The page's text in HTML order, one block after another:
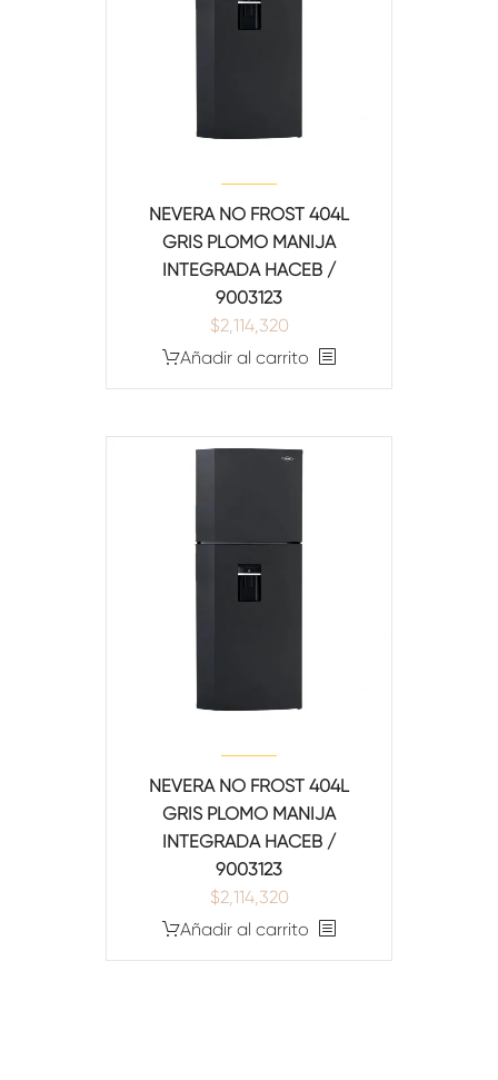
[/gem_fullwidth][/vc_column][/vc_row]
NEVERA NO FROST 404L
GRIS PLOMO MANIJA
INTEGRADA HACEB /
9003123
$2,114,320
Añadir al carrito
NEVERA NO FROST 404L
GRIS PLOMO MANIJA
INTEGRADA HACEB /
9003123
$2,114,320
Añadir al carrito